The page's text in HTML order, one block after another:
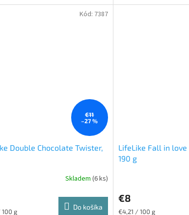
rovnováhu...
jednorázovém balení,...
€11
–27 %
Double Chocolate Twister,
Skladem (6 ks)
g
Do košíka
Kód: 7387
LifeLike Fall in
190 g
€8
Jednotková
€4,21 / 100 g